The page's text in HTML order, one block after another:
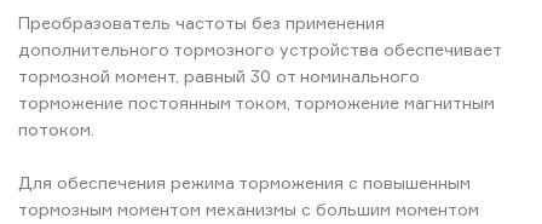
Преобразователь частоты без применения
дополнительного тормозного устройства обеспечивает
тормозной момент, равный 30 от номинального
торможение постоянным током, торможение магнитным
потоком.
Для обеспечения режима торможения с повышенным
тормозным моментом механизмы с большим моментом